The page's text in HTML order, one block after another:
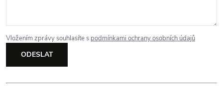
u
Vložením zprávy souhlasíte s podmínkami ochrany osobních údajů